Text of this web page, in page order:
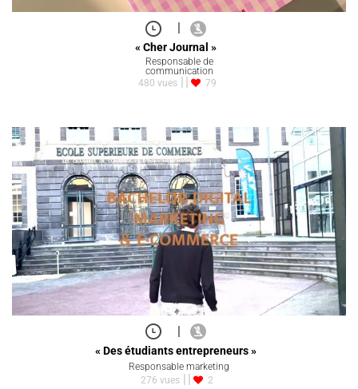
|
« Cher Journal »
Responsable de
communication
480 vues
79
|
« Des étudiants entrepreneurs »
Responsable marketing
276 vues
2